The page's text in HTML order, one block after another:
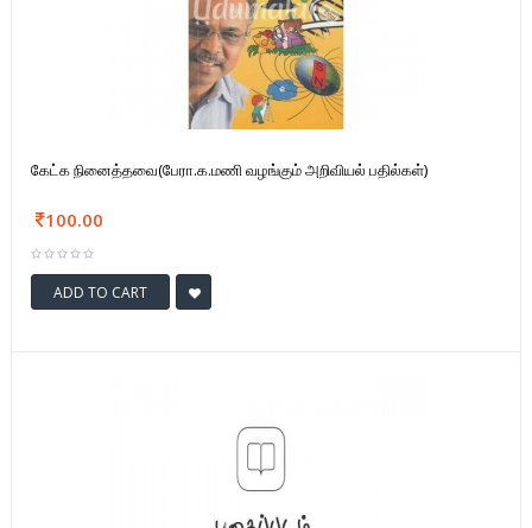
கேட்க நினைத்தவை(பேரா.க.மணி வழங்கும் அறிவியல் பதில்கள்)
100.00
ADD TO CART